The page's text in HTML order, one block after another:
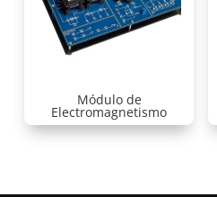
Módulo de
Electromagnetismo